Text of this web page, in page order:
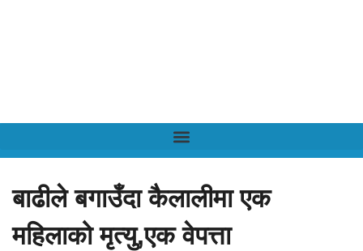
बाढीले बगाउँदा कैलालीमा एक
महिलाको मृत्यु,एक वेपत्ता